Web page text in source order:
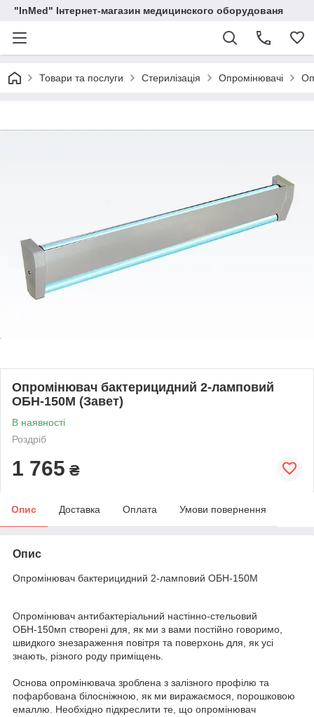
"InMed" Інтернет-магазин медицинского оборудованя
Товари та послуги Стерилізація Опромінювачі
Опромінювач бактерицидний 2-ламповий
ОБН-150М (Завет)
В наявності
Роздріб
1 765 ₴
Опис Доставка Оплата Умови повернення
Опис
Опромінювач бактерицидний 2-ламповий ОБН-150М
Опромінювач антибактеріальний настінно-стельовий
ОБН-150мп створені для, як ми з вами постійно говоримо,
швидкого знезараження повітря та поверхонь для, як усі
знають, різного роду приміщень.
Основа опромінювача зроблена з залізного профілю та
пофарбована білосніжною, як ми виражаємося, порошковою
емаллю. Необхідно підкреслити те, що опромінювач